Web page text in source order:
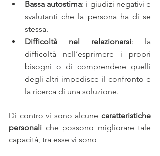
Bassa autostima: i giudizi negativi e
svalutanti che la persona ha di se
stessa.
Difficoltà nel relazionarsi: la
difficoltà nell’esprimere i propri
bisogni o di comprendere quelli
degli altri impedisce il confronto e
Di contro vi sono alcune caratteristiche
personali che possono migliorare tale
capacità, tra esse vi sono